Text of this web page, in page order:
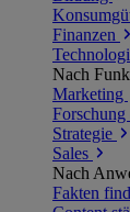
Finanzen
Nach
Marketing
Strategie
Sales
Nach
Fakten